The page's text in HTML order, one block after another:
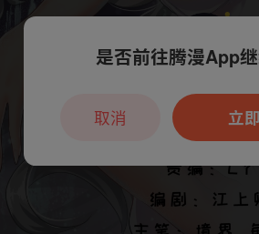
本章节仅支持App阅读，可
户7天免费看
是否前往腾漫App
立
取消